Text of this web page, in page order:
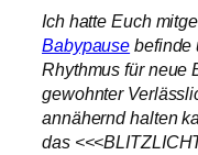
Ich hatte Euch
Babypause befinde
Rhythmus für neue
gewohnter
annähernd halten
das